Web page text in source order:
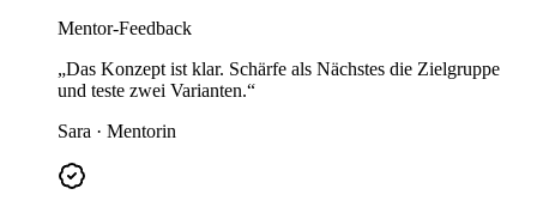
Mentor-Feedback
„Das Konzept ist klar. Schärfe als Nächstes die Zielgruppe
und teste zwei Varianten.“
Sara · Mentorin